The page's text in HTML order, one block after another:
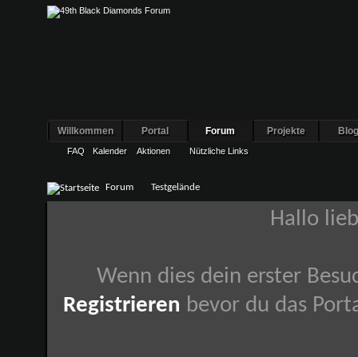
Willkommen Portal Forum
FAQ Kalender Aktionen Nützliche Links
Projekte
Forum Testgelände
Hallo
Wenn dies dein erster
Registrieren bevor du das